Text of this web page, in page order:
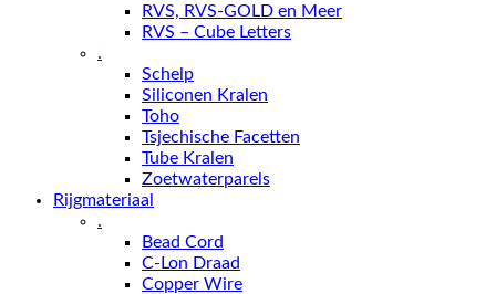
RVS, RVS-GOLD en Meer
RVS – Cube Letters
.
Schelp
Siliconen Kralen
Toho
Tsjechische Facetten
Tube Kralen
Zoetwaterparels
Rijgmateriaal
.
Bead Cord
C-Lon Draad
Copper Wire